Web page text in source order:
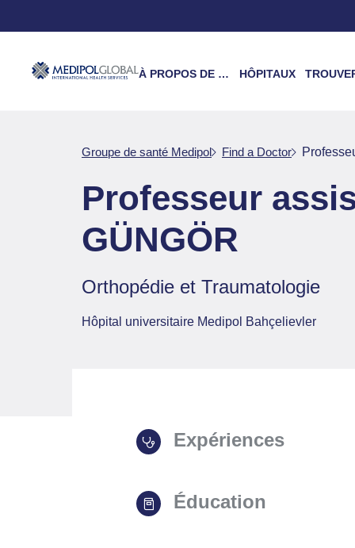
À PROPOS DE NOUS HÔPITAUX TROUVER UN
Groupe de santé Medipol Find a Doctor
Professeur
GÜNGÖR
Orthopédie et Traumatologie
Hôpital universitaire Medipol Bahçelievler
Expériences
Éducation